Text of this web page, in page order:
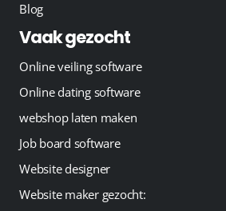
Blog
Vaak gezocht
Online veiling software
Online dating software
webshop laten maken
Job board software
Website designer
Website maker gezocht: